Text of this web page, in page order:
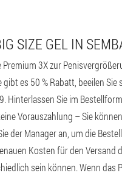
SIZE GEL IN
Premium 3X zur
es 50 % Rabatt, beeilen
Hinterlassen Sie im
Vorauszahlung – Sie
der Manager an, um die
Kosten für den
sein können. Wenn